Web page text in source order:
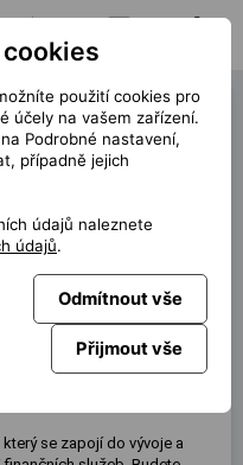
Notifikace
který se zapojí do vývoje a
použití cookies pro
účely na vašem zařízení.
Podrobné nastavení,
případně jejich
údajů naleznete
údajů.
Odmítnout vše
Přijmout vše